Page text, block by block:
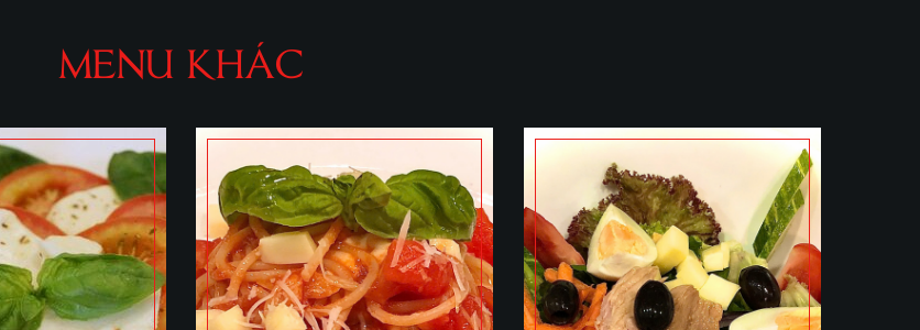
MENU KHÁC